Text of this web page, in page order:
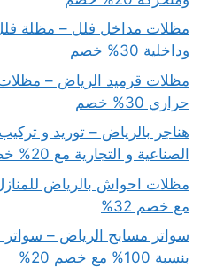
مظلات مداخل فلل – مظلة
وداخلية 30% خصم
مظلات قرميد الرياض –
حراري 30% خصم
هناجر بالرياض – توريد و تركيب
الصناعية و التجارية مع 20% خصم
مظلات احواش بالرياض
مع خصم 32%
سواتر مسابح الرياض –
بنسبة 100% مع خصم 20%